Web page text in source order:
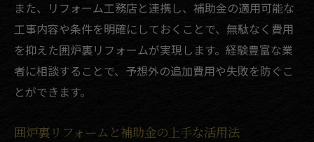
また、リフォーム工務店と連携し、補助金の適用可能な
工事内容や条件を明確にしておくことで、無駄なく費用
を抑えた囲炉裏リフォームが実現します。経験豊富な業
者に相談することで、予想外の追加費用や失敗を防ぐこ
とができます。
囲炉裏リフォームと補助金の上手な活用法